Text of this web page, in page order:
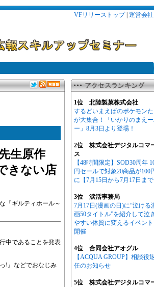
VFリリーストップ| 運営会社
生原作
きない店
『ギルティホール～
中であることを発表
!』などでおなじみ
1位 北陸製菓株式会社
するどいまえばのポケモン
が大集合！「いかりのまえ
ー」8月3日より登場！
2位 株式会社デジタルコマ
ス
【48時間限定】SOD30周年
円セールで対象20商品が100
に【7月15日から7月17日まで
3位 涙活事務局
7月17日(漫画の日)に“泣ける
画50タイトル”を紹介して泣
やすい体質に変えるイベン
開催
4位 合同会社アオグル
【ACQUA GROUP】相談役
任のお知らせ
5位 株式会社デジタルコマ